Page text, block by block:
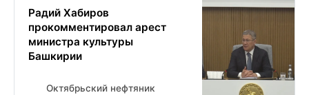
Радий Хабиров
прокомментировал арест
министра культуры
Башкирии
Октябрьский нефтяник